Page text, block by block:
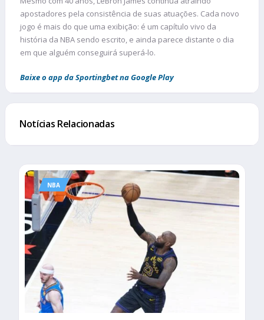
apostadores pela consistência de suas atuações. Cada novo
jogo é mais do que uma exibição: é um capítulo vivo da
história da NBA sendo escrito, e ainda parece distante o dia
em que alguém conseguirá superá-lo.
Baixe o app da Sportingbet na Google Play
Notícias Relacionadas
NBA